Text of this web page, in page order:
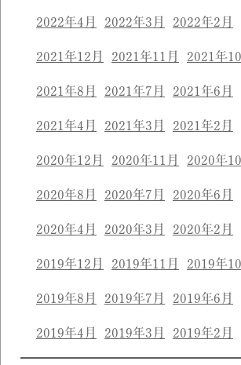
2022年4月 2022年3月 2022年2月
2021年12月 2021年11月 2021年
2021年8月 2021年7月 2021年6月
2021年4月 2021年3月 2021年2月
2020年12月 2020年11月 2020年
2020年8月 2020年7月 2020年6月
2020年4月 2020年3月 2020年2月
2019年12月 2019年11月 2019年
2019年8月 2019年7月 2019年6月
2019年4月 2019年3月 2019年2月